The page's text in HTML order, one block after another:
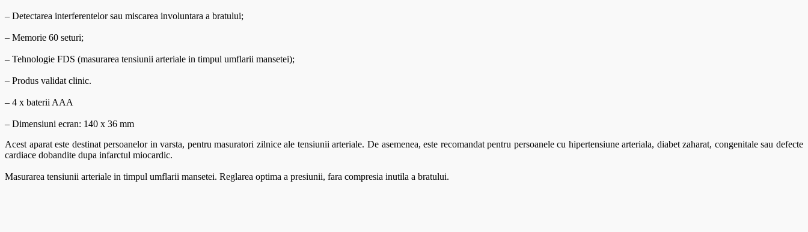
– Detectarea interferentelor sau miscarea involuntara a bratului;
– Memorie 60 seturi;
– Tehnologie FDS (masurarea tensiunii arteriale in timpul umflarii mansetei);
– Produs validat clinic.
– 4 x baterii AAA
– Dimensiuni ecran: 140 x 36 mm
Acest aparat este destinat persoanelor in varsta, pentru masuratori zilnice ale tensiunii arteriale. De asemenea, este recomandat pentru persoanele cu hipertensiune arteriala, diabet zaharat, congenitale sau defecte
cardiace dobandite dupa infarctul miocardic.
Masurarea tensiunii arteriale in timpul umflarii mansetei. Reglarea optima a presiunii, fara compresia inutila a bratului.